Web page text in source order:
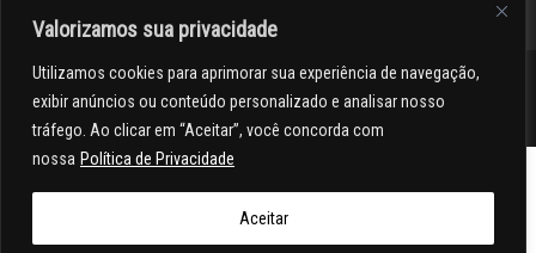
Valorizamos sua privacidade
Utilizamos cookies para aprimorar sua experiência de navegação,
exibir anúncios ou conteúdo personalizado e analisar nosso
tráfego. Ao clicar em “Aceitar”, você concorda com
nossa Política de Privacidade
Aceitar
><(((º> 17